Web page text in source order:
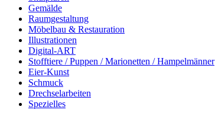
Gemälde
Raumgestaltung
Möbelbau & Restauration
Illustrationen
Digital-ART
Stofftiere / Puppen / Marionetten / Hampelmänner
Eier-Kunst
Schmuck
Drechselarbeiten
Spezielles